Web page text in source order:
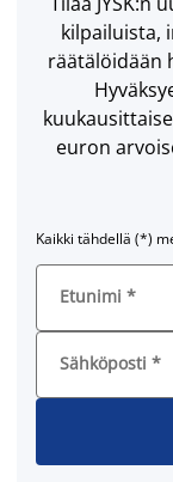
kilpailuista,
räätälöidään
euron
Kaikki tähdellä (*)
Etunimi *
Sähköposti *